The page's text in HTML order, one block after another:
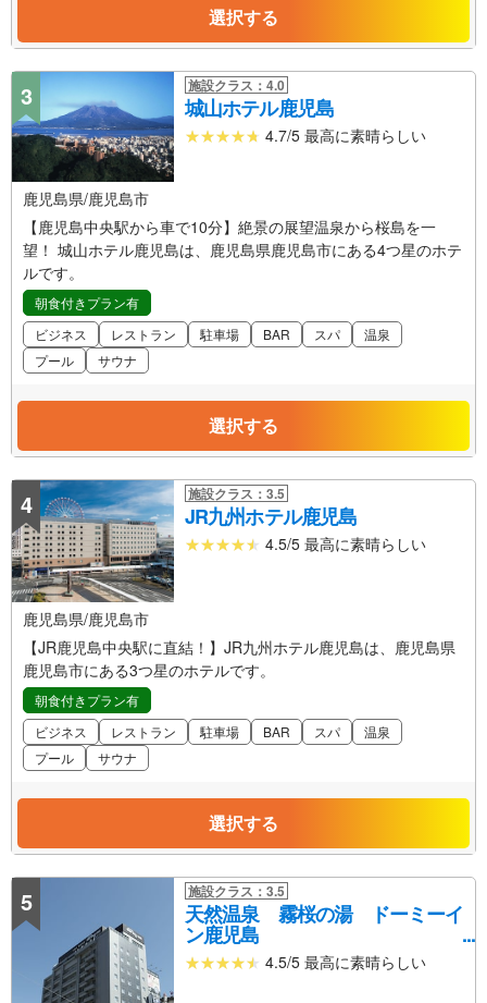
選択する
3 施設クラス：4.0
城山ホテル鹿児島
4.7/5 最高に素晴らしい
鹿児島県/鹿児島市
【鹿児島中央駅から車で10分】絶景の展望温泉から桜島を一
望！ 城山ホテル鹿児島は、鹿児島県鹿児島市にある4つ星のホテ
ルです。
朝食付きプラン有
ビジネス
レストラン 駐車場 BAR スパ
温泉
プール
サウナ
選択する
4 施設クラス：3.5
JR九州ホテル鹿児島
4.5/5 最高に素晴らしい
鹿児島県/鹿児島市
【JR鹿児島中央駅に直結！】JR九州ホテル鹿児島は、鹿児島県
鹿児島市にある3つ星のホテルです。
朝食付きプラン有
ビジネス
レストラン 駐車場 BAR スパ
温泉
プール
サウナ
選択する
5 施設クラス：3.5
天然温泉 霧桜の湯 ドーミーイ
ン鹿児島
4.5/5 最高に素晴らしい